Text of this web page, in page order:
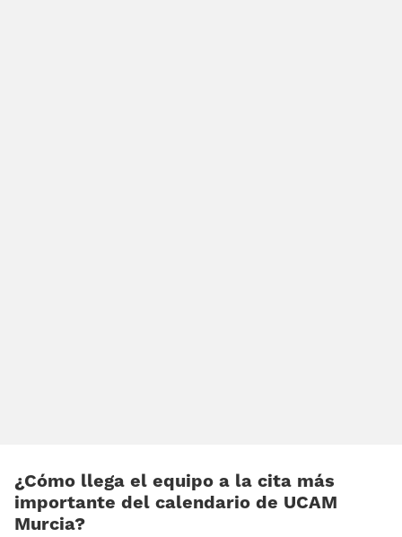
¿Cómo llega el equipo a la cita más
importante del calendario de UCAM
Murcia?